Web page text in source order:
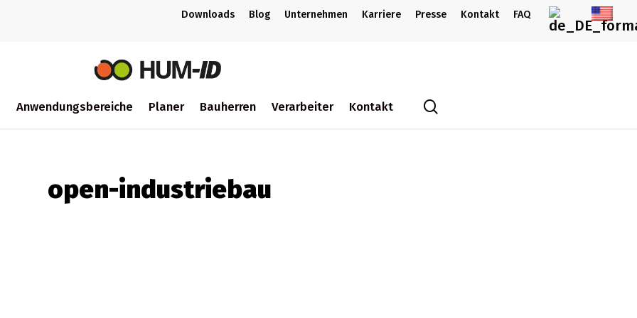
Downloads Blog Unternehmen Karriere Presse Kontakt FAQ
Anwendungsbereiche Planer Bauherren Verarbeiter Kontakt
open-industriebau